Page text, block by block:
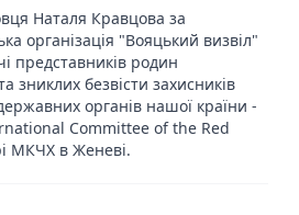
Наталя Кравцова за
організація "Вояцький визвіл"
представників родин
зниклих безвісти захисників
органів нашої країни -
Committee of the Red
МКЧХ в Женеві.